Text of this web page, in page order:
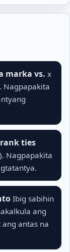
marka vs. x
Nagpapakita
ties
Nagpapakita
Ibig sabihin
ang
antas na